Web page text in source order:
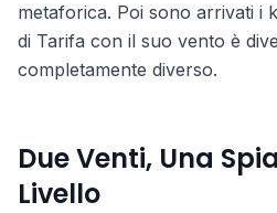
metaforica. Poi sono arrivati i
di Tarifa con il suo vento è
completamente diverso.
Due Venti, Una
Livello